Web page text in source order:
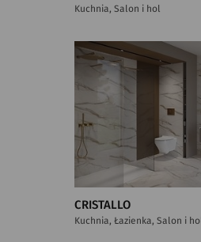
Kuchnia, Salon i hol
CRISTALLO
Kuchnia, Łazienka, Salon i hol